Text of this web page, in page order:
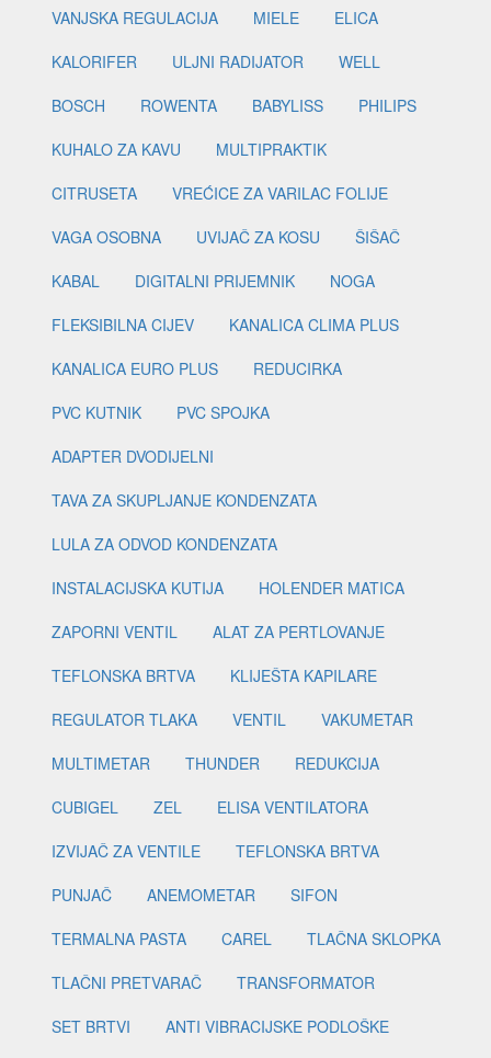
VANJSKA REGULACIJA
MIELE
ELICA
KALORIFER
ULJNI RADIJATOR
WELL
BOSCH
ROWENTA BABYLISS
PHILIPS
KUHALO ZA KAVU
MULTIPRAKTIK
CITRUSETA
VREĆICE ZA VARILAC FOLIJE
VAGA OSOBNA
UVIJAČ ZA KOSU
ŠIŠAČ
KABAL
DIGITALNI PRIJEMNIK
NOGA
FLEKSIBILNA CIJEV
KANALICA CLIMA PLUS
KANALICA EURO PLUS
REDUCIRKA
PVC KUTNIK
PVC SPOJKA
ADAPTER DVODIJELNI
TAVA ZA SKUPLJANJE KONDENZATA
LULA ZA ODVOD KONDENZATA
INSTALACIJSKA KUTIJA
HOLENDER MATICA
ZAPORNI VENTIL
ALAT ZA PERTLOVANJE
TEFLONSKA BRTVA
KLIJEŠTA KAPILARE
REGULATOR TLAKA
VENTIL
VAKUMETAR
MULTIMETAR
THUNDER
REDUKCIJA
CUBIGEL
ZEL
ELISA VENTILATORA
IZVIJAČ ZA VENTILE
TEFLONSKA BRTVA
PUNJAČ
ANEMOMETAR
SIFON
TERMALNA PASTA
CAREL
TLAČNA SKLOPKA
TLAČNI PRETVARAČ
TRANSFORMATOR
SET BRTVI
ANTI VIBRACIJSKE PODLOŠKE